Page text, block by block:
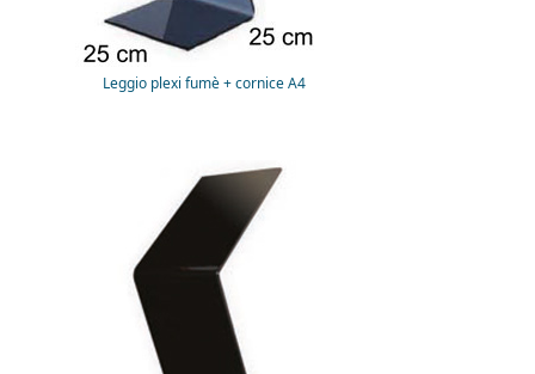
Leggio plexi fumè + cornice A4